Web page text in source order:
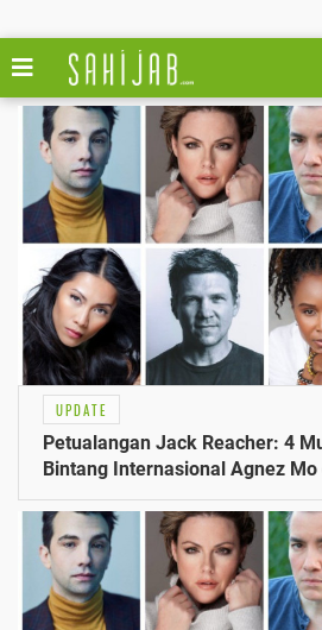
UPDATE
Petualangan Jack Reacher: 4
Bintang Internasional Agnez